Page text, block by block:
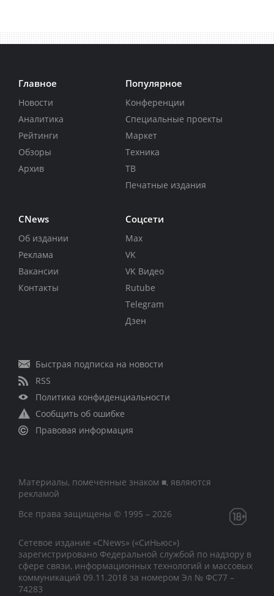
Главное
Новости
Аналитика
Рейтинги
Обзоры
Архив
Популярное
Конференции
Специальные проекты
Маркет
Техника
ТВ
Печатные издания
CNews
Об издании
Реклама
Вакансии
Контакты
Соцсети
Max
VK
VK Видео
Rutube
Telegram
Дзен
Быстрая подписка на новости
RSS
Политика конфиденциальности
Сообщить об ошибке
Правовая информация
Материалы, помеченные знаком ■, являются
рекламой
Все права защищены © 1995 – 2026
Сетевое издание «CNews» («СиНьюс»)
зарегистрировано Федеральной службой по надзору в
сфере связи, информационных технологий и массовых
коммуникаций 09.11.2018 за номером Эл № ФС77 –
74283